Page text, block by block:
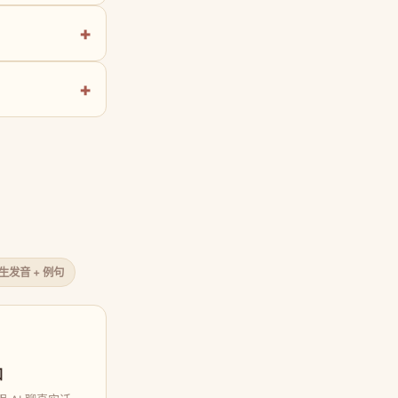
发音 + 例句